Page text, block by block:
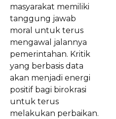
masyarakat memiliki
tanggung jawab
moral untuk terus
mengawal jalannya
pemerintahan. Kritik
yang berbasis data
akan menjadi energi
positif bagi birokrasi
untuk terus
melakukan perbaikan.